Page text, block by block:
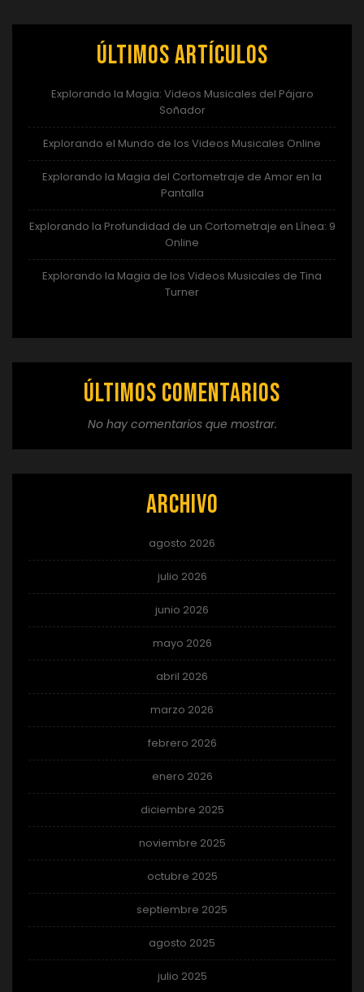
Últimos artículos
Explorando la Magia: Videos Musicales del Pájaro
Soñador
Explorando el Mundo de los Videos Musicales Online
Explorando la Magia del Cortometraje de Amor en la
Pantalla
Explorando la Profundidad de un Cortometraje en Línea: 9
Online
Explorando la Magia de los Videos Musicales de Tina
Turner
Últimos comentarios
No hay comentarios que mostrar.
Archivo
agosto 2026
julio 2026
junio 2026
mayo 2026
abril 2026
marzo 2026
febrero 2026
enero 2026
diciembre 2025
noviembre 2025
octubre 2025
septiembre 2025
agosto 2025
julio 2025